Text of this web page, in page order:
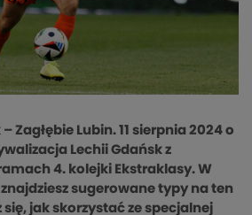
Zagłębie Lubin. 11 sierpnia 2024 o
Lechii Gdańsk z
4. kolejki Ekstraklasy. W
sugerowane typy na ten
jak skorzystać ze specjalnej